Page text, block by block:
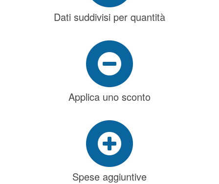
Dati suddivisi per quantità
Applica uno sconto
Spese aggiuntive